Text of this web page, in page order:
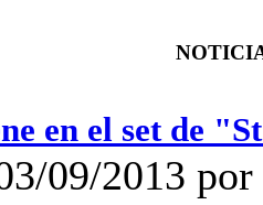
en el set de
09/2013